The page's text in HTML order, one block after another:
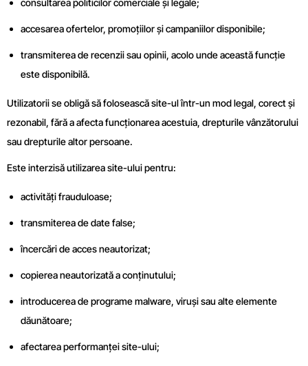
consultarea politicilor comerciale și legale;
accesarea ofertelor, promoțiilor și campaniilor disponibile;
transmiterea de recenzii sau opinii, acolo unde această funcție
este disponibilă.
Utilizatorii se obligă să folosească site-ul într-un mod legal, corect și
rezonabil, fără a afecta funcționarea acestuia, drepturile vânzătorului
sau drepturile altor persoane.
Este interzisă utilizarea site-ului pentru:
activități frauduloase;
transmiterea de date false;
încercări de acces neautorizat;
copierea neautorizată a conținutului;
introducerea de programe malware, viruși sau alte elemente
dăunătoare;
afectarea performanței site-ului;